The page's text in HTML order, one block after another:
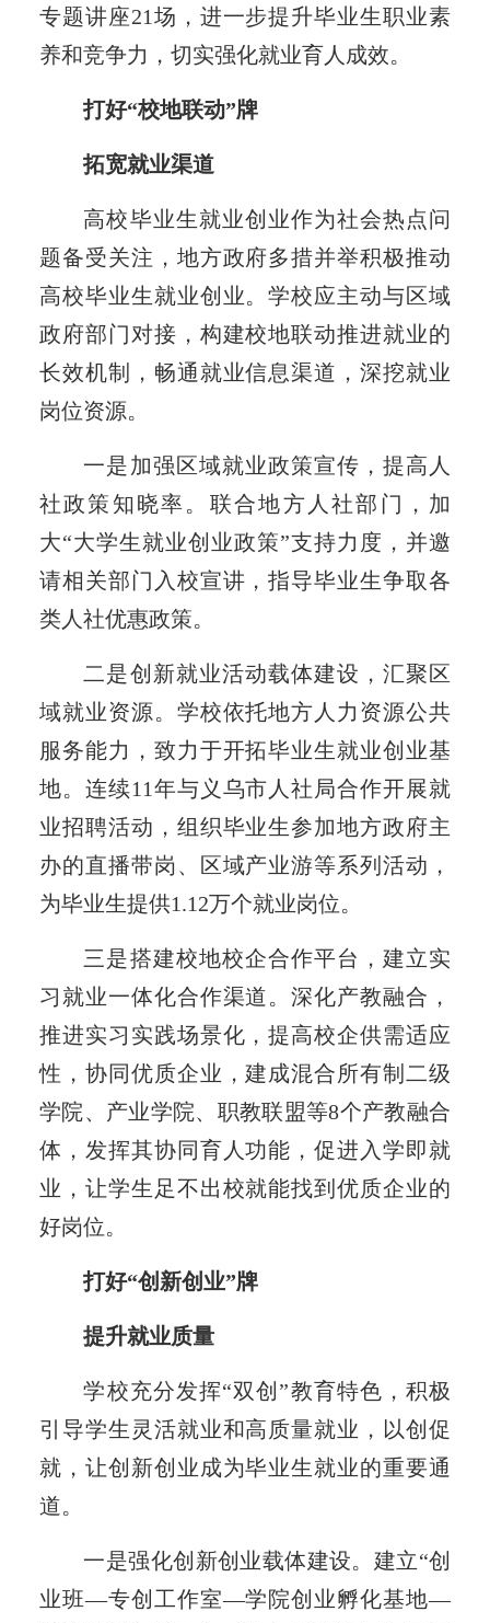
专题讲座21场，进一步提升毕业生职业素
养和竞争力，切实强化就业育人成效。
打好“校地联动”牌
拓宽就业渠道
高校毕业生就业创业作为社会热点问
题备受关注，地方政府多措并举积极推动
高校毕业生就业创业。学校应主动与区域
政府部门对接，构建校地联动推进就业的
长效机制，畅通就业信息渠道，深挖就业
岗位资源。
一是加强区域就业政策宣传，提高人
社政策知晓率。联合地方人社部门，加
大“大学生就业创业政策”支持力度，并邀
请相关部门入校宣讲，指导毕业生争取各
类人社优惠政策。
二是创新就业活动载体建设，汇聚区
域就业资源。学校依托地方人力资源公共
服务能力，致力于开拓毕业生就业创业基
地。连续11年与义乌市人社局合作开展就
业招聘活动，组织毕业生参加地方政府主
办的直播带岗、区域产业游等系列活动，
为毕业生提供1.12万个就业岗位。
三是搭建校地校企合作平台，建立实
习就业一体化合作渠道。深化产教融合，
推进实习实践场景化，提高校企供需适应
性，协同优质企业，建成混合所有制二级
学院、产业学院、职教联盟等8个产教融合
体，发挥其协同育人功能，促进入学即就
业，让学生足不出校就能找到优质企业的
好岗位。
打好“创新创业”牌
提升就业质量
学校充分发挥“双创”教育特色，积极
引导学生灵活就业和高质量就业，以创促
就，让创新创业成为毕业生就业的重要通
道。
一是强化创新创业载体建设。建立“创
业班—专创工作室—学院创业孵化基地—